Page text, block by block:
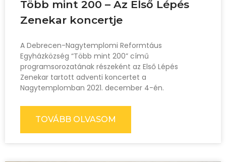
Több mint 200 – Az Első Lépés
Zenekar koncertje
A Debrecen-Nagytemplomi Reformtáus
Egyházközség “Több mint 200” című
programsorozatának részeként az Első Lépés
Zenekar tartott adventi koncertet a
Nagytemplomban 2021. december 4-én.
TOVÁBB OLVASOM